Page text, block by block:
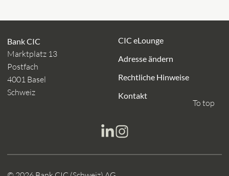
Bank CIC
Marktplatz 13
Postfach
4001 Basel
Schweiz
CIC eLounge
Adresse ändern
Rechtliche Hinweise
Kontakt
To top